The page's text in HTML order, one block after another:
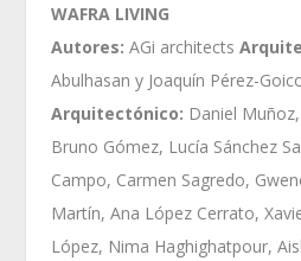
WAFRA LIVING
Autores: AGi architects
Abulhasan y Joaquín Pérez-
Arquitectónico: Daniel
Bruno Gómez, Lucía Sánchez
Campo, Carmen Sagredo,
Martín, Ana López Cerrato,
López, Nima Haghighatpour,